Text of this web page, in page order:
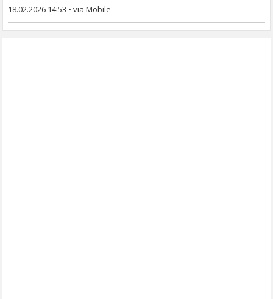
18.02.2026 14:53 •